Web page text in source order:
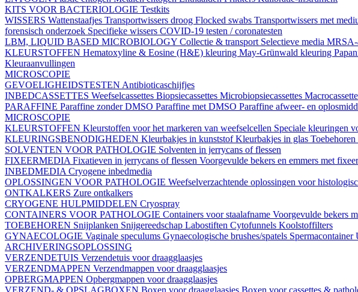
KITS VOOR BACTERIOLOGIE Testkits
WISSERS Wattenstaafjes Transportwissers droog Flocked swabs Transportwissers met
forensisch onderzoek Specifieke wissers COVID-19 testen / coronatesten
LBM, LIQUID BASED MICROBIOLOGY Collectie & transport Selectieve media MRSA-
KLEURSTOFFEN Hematoxyline & Eosine (H&E) kleuring May-Grünwald kleuring
Kleuraanvullingen
MICROSCOPIE
GEVOELIGHEIDSTESTEN Antibioticaschijfjes
INBEDCASSETTES Weefselcassettes Biopsiecassettes Microbiopsiecassettes
PARAFFINE Paraffine zonder DMSO Paraffine met DMSO Paraffine afweer- en
MICROSCOPIE
KLEURSTOFFEN Kleurstoffen voor het markeren van weefselcellen Speciale kleuringen
KLEURINGSBENODIGHEDEN Kleurbakjes in kunststofKleurbakjes in glas
SOLVENTEN VOOR PATHOLOGIE Solventen in jerrycans of flessen
FIXEERMEDIA Fixatieven in jerrycans of flessen Voorgevulde bekers en emmers met
INBEDMEDIA Cryogene inbedmedia
OPLOSSINGEN VOOR PATHOLOGIE Weefselverzachtende oplossingen voor
ONTKALKERS Zure ontkalkers
CRYOGENE HULPMIDDELEN Cryospray
CONTAINERS VOOR PATHOLOGIE Containers voor staalafname Voorgevulde bekers
TOEBEHOREN Snijplanken Snijgereedschap Labostiften Cytofunnels Koolstoffilters
GYNAECOLOGIE Vaginale speculums Gynaecologische brushes/spatels Spermacontainer
ARCHIVERINGSOPLOSSING
VERZENDETUIS Verzendetuis voor draagglaasjes
VERZENDMAPPEN Verzendmappen voor draagglaasjes
OPBERGMAPPEN Opbergmappen voor draagglaasjes
VERZEND- & OPSLAGBOXEN Boxen voor draagglaasjes Boxen voor cassettes &